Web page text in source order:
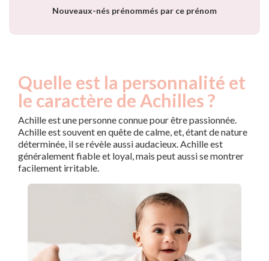
Nouveaux-nés prénommés par ce prénom
Quelle est la personnalité et
le caractère de Achilles ?
Achille est une personne connue pour être passionnée.
Achille est souvent en quête de calme, et, étant de nature
déterminée, il se révèle aussi audacieux. Achille est
généralement fiable et loyal, mais peut aussi se montrer
facilement irritable.